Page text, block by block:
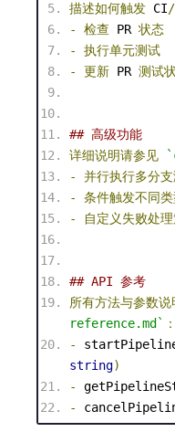
描述如何触发 CI/
-
检查 PR 状态
-
执行单元测试
-
更新 PR 测试
## 高级功能
详细说明请参见
-
并行执行多分
-
条件触发不同
-
自定义失败处
## API 参考
所有方法与参数说
reference.md` ：
-
string)
-
-